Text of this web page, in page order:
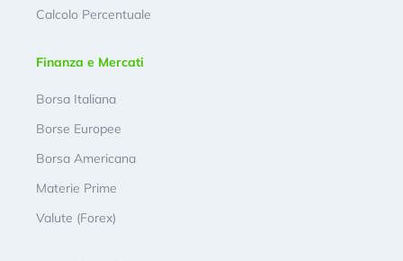
Calcolo Percentuale
Finanza e Mercati
Borsa Italiana
Borse Europee
Borsa Americana
Materie Prime
Valute (Forex)